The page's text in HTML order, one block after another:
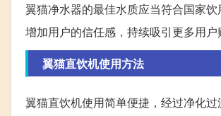
翼猫净水器的最佳水质应当符合国家
增加用户的信任感，持续吸引更多用户
翼猫直饮机使用方法
翼猫直饮机使用简单便捷，经过净化